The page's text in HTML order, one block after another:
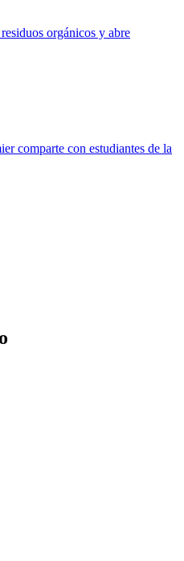
orgánicos y abre
comparte con estudiantes de la